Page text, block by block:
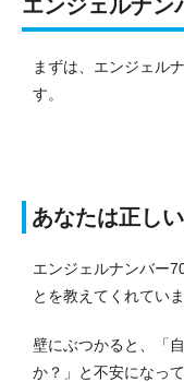
エンジェルナン
まずは、エンジェル
す。
あなたは正し
エンジェルナンバー
とを教えてくれていま
壁にぶつかると、「
か？」と不安になっ